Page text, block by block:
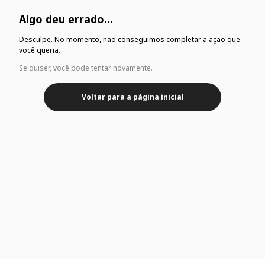
Algo deu errado...
Desculpe. No momento, não conseguimos completar a ação que
você queria.
Se quiser, você pode tentar novamente.
Voltar para a página inicial